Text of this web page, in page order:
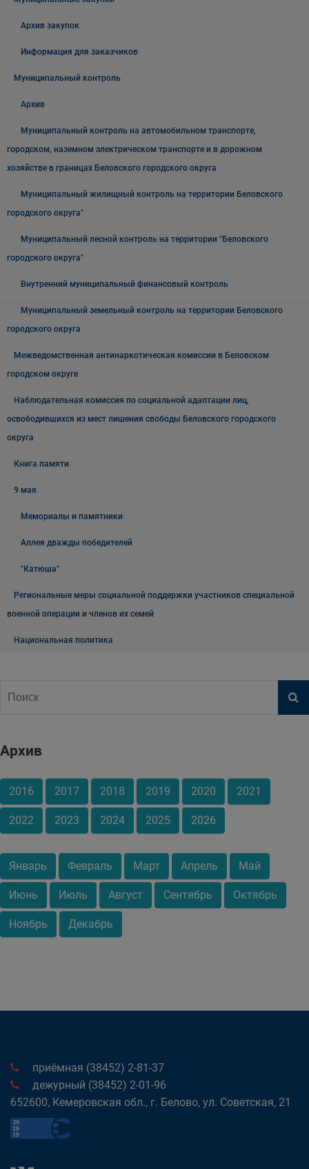
Архив закупок
Информация для заказчиков
Муниципальный контроль
Архив
Муниципальный контроль на автомобильном транспорте,
городском, наземном электрическом транспорте и в дорожном
хозяйстве в границах Беловского городского округа
Муниципальный жилищный контроль на территории Беловского
городского округа"
Муниципальный лесной контроль на территории "Беловского
городского округа"
Внутренний муниципальный финансовый контроль
Муниципальный земельный контроль на территории Беловского
городского округа
Межведомственная антинаркотическая комиссии в Беловском
городском округе
Наблюдательная комиссия по социальной адаптации лиц,
освободившихся из мест лишения свободы Беловского городского
округа
Книга памяти
9 мая
Мемориалы и памятники
Аллея дважды победителей
"Катюша"
Региональные меры социальной поддержки участников специальной
военной операции и членов их семей
Национальная политика
Архив
2016 2017 2018 2019 2020 2021
2022 2023 2024 2025 2026
Январь Февраль Март Апрель Май
Июнь Июль Август Сентябрь Октябрь
Ноябрь Декабрь
приёмная (38452) 2-81-37
дежурный (38452) 2-01-96
652600, Кемеровская обл., г. Белово, ул. Советская, 21